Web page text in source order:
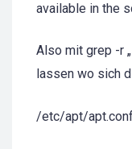
available in the
Also mit grep -r
lassen wo sich
/etc/apt/